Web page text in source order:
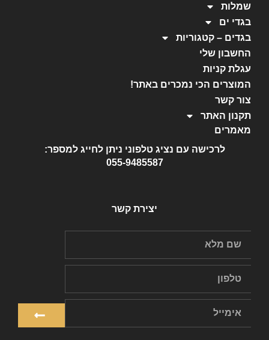
שמלות
בגדי ים
בגדים – קטגוריות
החשבון שלי
עגלת קניות
המוצרים הכי נמכרים באתר!
צור קשר
תקנון האתר
מאמרים
לרכישה עם נציג טלפוני ניתן לחייג למספר:
055-9485587
יצירת קשר